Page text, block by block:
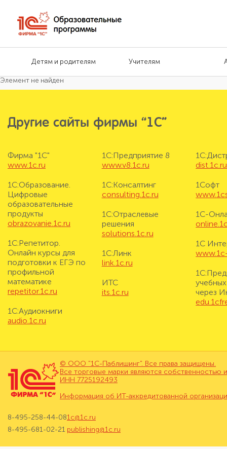
Детям и родителям Учителям
Элемент не найден
Другие сайты фирмы “1С”
Фирма "1С"
www.1c.ru
1С:Образование.
Цифровые
образовательные
продукты
obrazovanie.1c.ru
1С:Репетитор.
Онлайн курсы для
подготовки к ЕГЭ по
профильной
математике
repetitor.1c.ru
1С:Аудиокниги
audio.1c.ru
1С:Предприятие 8
www.v8.1c.ru
1С:Консалтинг
consulting.1c.ru
1С:Отраслевые
решения
solutions.1c.ru
1С:Линк
link.1c.ru
ИТС
its.1c.ru
dist.1c.ru
1Софт
1С-
1С
через
© ООО "1С-Паблишинг". Все права защищены.
Все торговые марки являются собственностью
ИНН 7725192493
Информация об ИТ-аккредитованной
8-495-258-44-08
8-495-681-02-21
1c@1c.ru
publishing@1c.ru